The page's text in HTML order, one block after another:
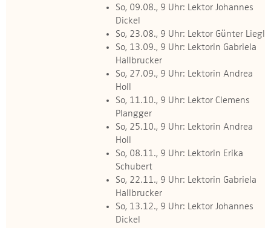
So, 09.08., 9 Uhr: Lektor Johannes
Dickel
So, 23.08., 9 Uhr: Lektor Günter Liegl
So, 13.09., 9 Uhr: Lektorin Gabriela
Hallbrucker
So, 27.09., 9 Uhr: Lektorin Andrea
Holl
So, 11.10., 9 Uhr: Lektor Clemens
Plangger
So, 25.10., 9 Uhr: Lektorin Andrea
Holl
So, 08.11., 9 Uhr: Lektorin Erika
Schubert
So, 22.11., 9 Uhr: Lektorin Gabriela
Hallbrucker
So, 13.12., 9 Uhr: Lektor Johannes
Dickel